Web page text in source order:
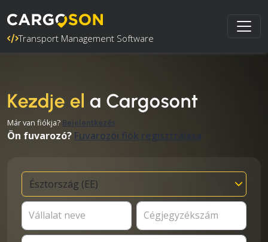
Transport Management Software
Kezdje el a Cargosont
Már van fiókja? Bejelentkezés
Ön fuvarozó? Fuvarozói fiók regisztrálása
Vállalat neve Cégjegyzékszám